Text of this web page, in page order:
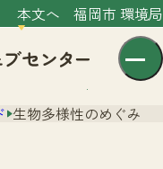
本文へ 福岡市 環境局
生物多様性のめぐみ